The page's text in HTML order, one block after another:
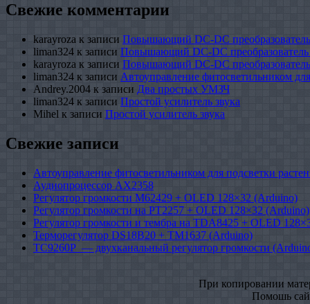
Свежие комментарии
karayroza к записи Повышающий DC-DC
liman324 к записи Повышающий DC-DC
karayroza к записи Повышающий DC-DC
liman324 к записи Автоуправление фитосветильником
Andrey.2004 к записи Два простых УМЗЧ
liman324 к записи Простой усилитель звука
Mihel к записи Простой усилитель звука
Свежие записи
Автоуправление фитосветильником для подсветки
Аудиопроцессор AX2358
Регулятор громкости M62429 + OLED 128×32 (Arduino)
Регулятор громкости на PT2257 + OLED 128×32 (Arduino)
Регулятор громкости и тембра на TDA8425 + OLED
Терморегулятор DS18B20 + TM1637 (Arduino)
TC9260P — двухканальный регулятор громкости
При копировании
Помошь